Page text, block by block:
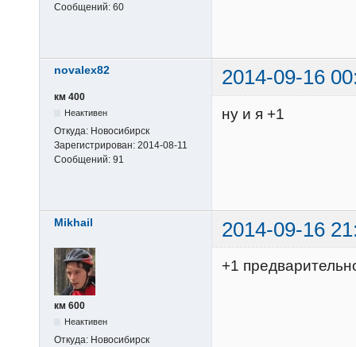
Сообщений: 60
novalex82 2014-09-16
км 400
Неактивен
Откуда: Новосибирск
Зарегистрирован: 2014-08-11
Сообщений: 91
ну и я +1
Mikhail 2014-09-16
км 600
Неактивен
Откуда: Новосибирск
+1